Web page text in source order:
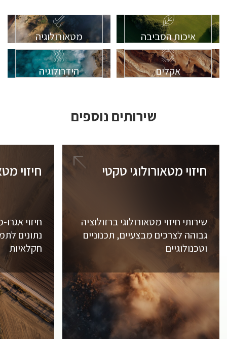
איכות הסביבה מטאורולוגיה
אקלים הידרולוגיה
שירותים נוספים
חיזוי מטאורולוגי טקטי
שירותי חיזוי מטאורולוגי ברזולוציה
גבוהה לצרכים מבצעיים, תכנוניים
וטכנולוגיים
חיזוי
חיזוי
נתונים
חקלאיות